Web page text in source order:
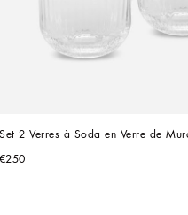
Set 2 Verres à Soda en Verre de
€250